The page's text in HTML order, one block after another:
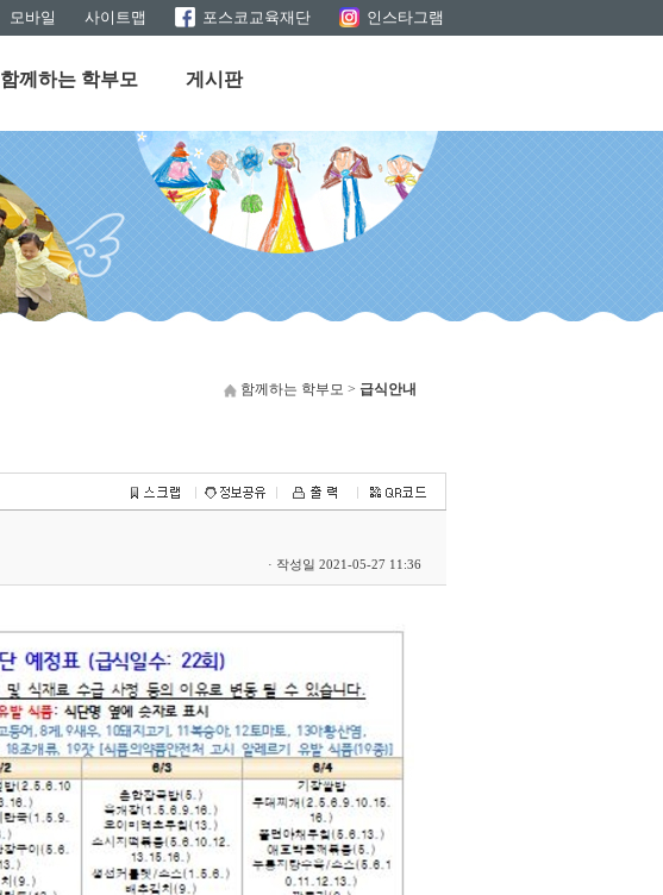
모바일 사이트맵 포스코교육재단 인스타그램
함께하는 학부모 게시판
함께하는 학부모 > 급식안내
· 작성일 2021-05-27 11:36